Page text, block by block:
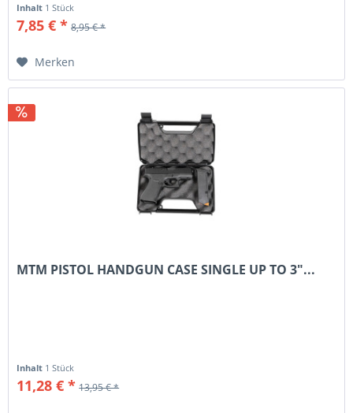
Inhalt 1 Stück
7,85 € * 8,95 € *
Merken
MTM PISTOL HANDGUN CASE SINGLE UP TO 3"...
Inhalt 1 Stück
11,28 € * 13,95 € *